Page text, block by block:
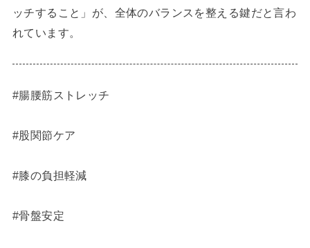
ッチすること」が、全体のバランスを整える鍵だと言わ
れています。
#腸腰筋ストレッチ
#股関節ケア
#膝の負担軽減
#骨盤安定